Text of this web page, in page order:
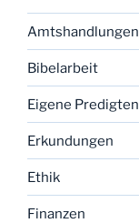
Amtshandlungen
Bibelarbeit
Eigene Predigten
Erkundungen
Ethik
Finanzen